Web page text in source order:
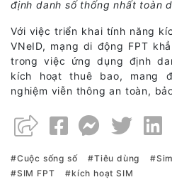
định danh số thống nhất toàn
Với việc triển khai tính năng
VNeID, mạng di động FPT
trong việc ứng dụng định
kích hoạt thuê bao, mang
nghiệm viễn thông an toàn,
Cuộc sống số Tiêu dùng
SIM FPT
kích hoạt SIM